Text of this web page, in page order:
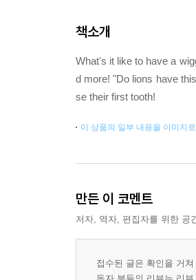
책소개
What's it like to have a
d more! "Do lions have
se their first tooth!
이 상품의 일부 내용을 이미지
만든 이 코멘트
저자, 역자, 편집자를 위한 공
접수된 글은 확인을 거